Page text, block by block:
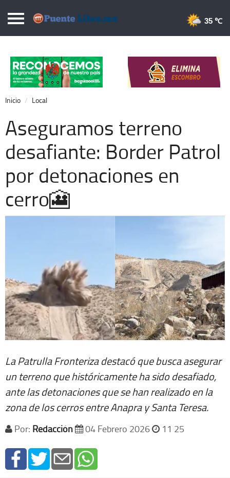
Puentelibre.mx
Local
Nacional
Opinión
Cronos
Economía
Espectáculos
Deportes
Extra +
35 ℃
Inicio Local
Aseguramos terreno
desafiante: Border Patrol
por detonaciones en
cerro🎦
La Patrulla Fronteriza destacó que busca asegurar
un terreno que históricamente ha sido desafiado,
ante las detonaciones que se han realizado en la
zona de los cerros entre Anapra y Santa Teresa.
Por: Redacción 04 Febrero 2026 11 25